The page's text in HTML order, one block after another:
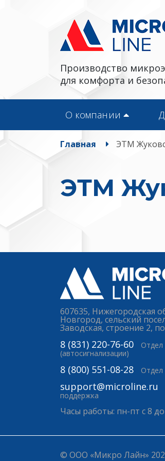
Производство
для комфорта и
О компании
Главная ЭТМ
ЭТМ
607635, Нижегородская
Новгород, сельский
Заводская, строение 2,
8 (831) 220-76-60
(автосигнализации)
8 (800) 551-08-28 Отдел
support@microline.ru
поддержка
Часы работы: пн-пт с 8
© ООО «Микро Лайн»